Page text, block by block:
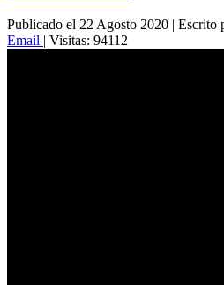
Publicado el 22 Agosto 2020 | Escrito
Email | Visitas: 94112